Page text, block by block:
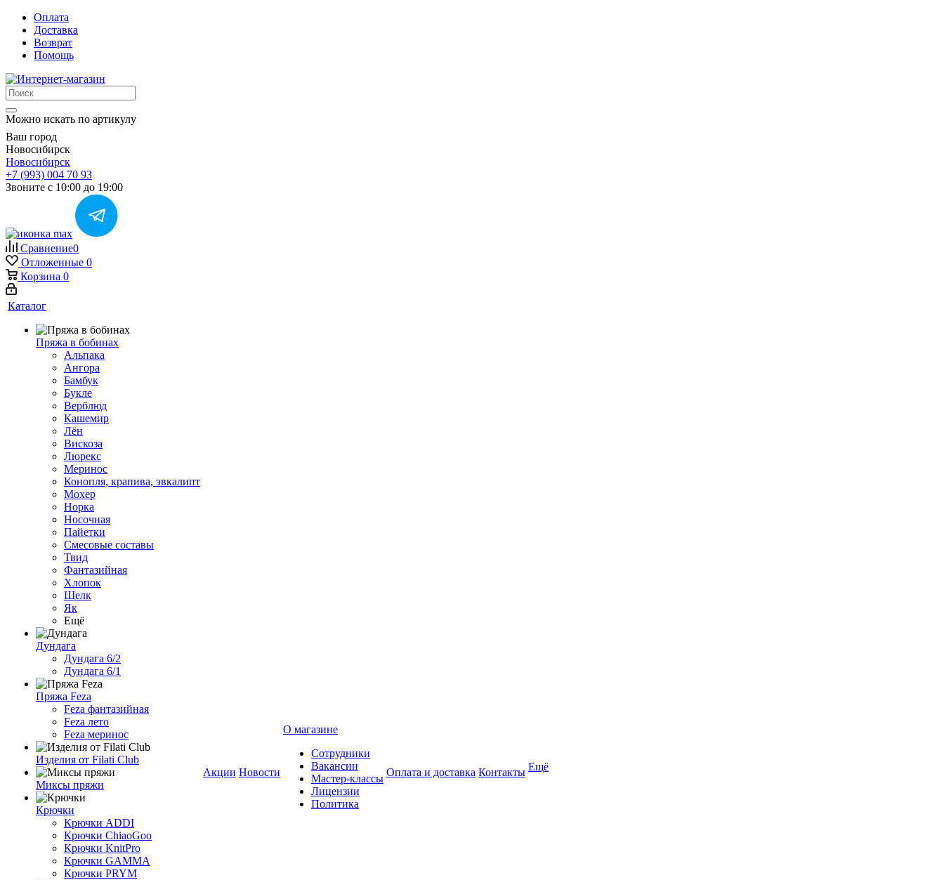
Оплата
Доставка
Возврат
Помощь
Можно искать по артикулу
Ваш город
Новосибирск
Новосибирск
+7 (993) 004 70 93
Звоните с 10:00 до 19:00
Сравнение0
Отложенные 0
Корзина 0
Каталог
Пряжа в бобинах
Альпака
Ангора
Бамбук
Букле
Верблюд
Кашемир
Лён
Вискоза
Люрекс
Меринос
Конопля, крапива, эвкалипт
Мохер
Норка
Носочная
Пайетки
Смесовые составы
Твид
Фантазийная
Хлопок
Шелк
Як
Ещё
Дундага
Дундага 6/2
Дундага 6/1
Пряжа Feza
Feza фантазийная
Feza лето
Feza меринос
Изделия от Filati Club
Миксы пряжи
Крючки
Крючки ADDI
Крючки ChiaoGoo
Крючки KnitPro
Крючки GAMMA
Крючки PRYM
Акции Новости
О магазине
Сотрудники
Вакансии
Мастер-классы
Лицензии
Политика
Оплата и доставка Контакты Ещё